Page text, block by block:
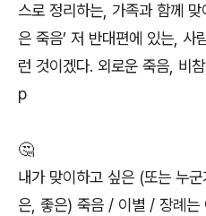
스로 정리하는, 가족과 함께
은 죽음’ 저 반대편에 있는, 사
런 것이겠다. 외로운 죽음, 비
p
🤔
내가 맞이하고 싶은 (또는 누
은, 좋은) 죽음 / 이별 / 장례는